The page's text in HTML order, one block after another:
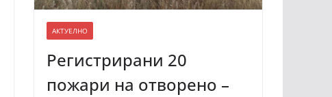
АКТУЕЛНО
Регистрирани 20
пожари на отворено –